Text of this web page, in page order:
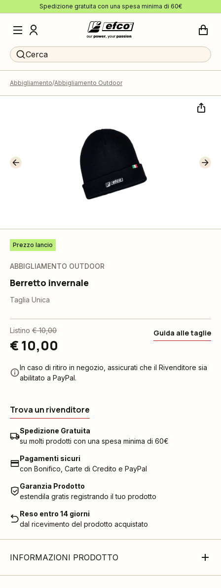
Spedizione gratuita con una spesa minima di 60€
Cerca
Abbigliamento Abbigliamento Outdoor
Prezzo lancio
ABBIGLIAMENTO OUTDOOR
Berretto invernale
Taglia Unica
Listino € 10,00
€ 10,00
Guida alle taglie
In caso di ritiro in negozio, assicurati che il Rivenditore sia
abilitato a PayPal.
Trova un rivenditore
Spedizione Gratuita
su molti prodotti con una spesa minima di 60€
Pagamenti sicuri
con Bonifico, Carte di Credito e PayPal
Garanzia Prodotto
estendila gratis registrando il tuo prodotto
Reso entro 14 giorni
dal ricevimento del prodotto acquistato
INFORMAZIONI PRODOTTO